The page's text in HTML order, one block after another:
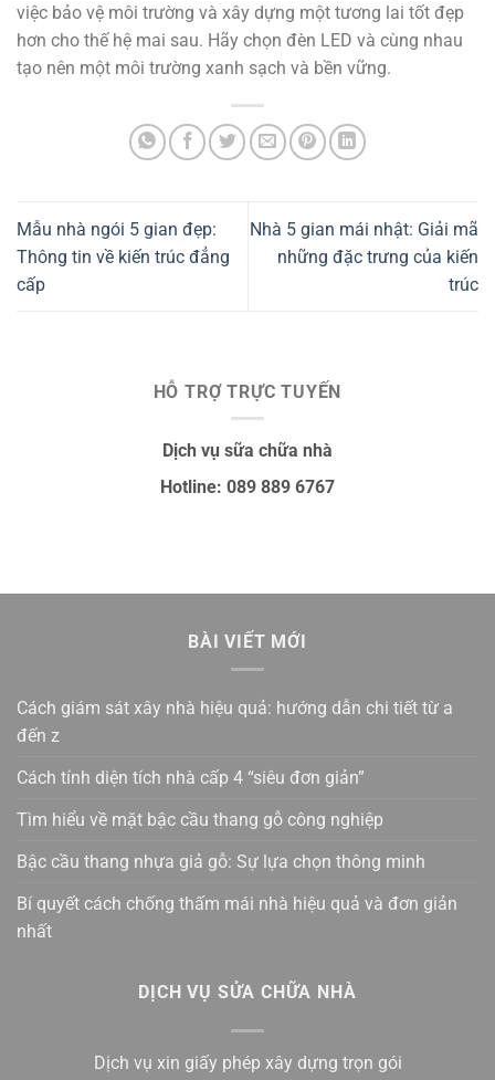
việc bảo vệ môi trường và xây dựng một tương lai tốt đẹp
hơn cho thế hệ mai sau. Hãy chọn đèn LED và cùng nhau
tạo nên một môi trường xanh sạch và bền vững.
Mẫu nhà ngói 5 gian đẹp:
Thông tin về kiến trúc đẳng
cấp
Nhà 5 gian mái nhật: Giải mã
những đặc trưng của kiến
trúc
HỖ TRỢ TRỰC TUYẾN
Dịch vụ sữa chữa nhà
Hotline: 089 889 6767
BÀI VIẾT MỚI
Cách giám sát xây nhà hiệu quả: hướng dẫn chi tiết từ a
đến z
Cách tính diện tích nhà cấp 4 “siêu đơn giản”
Tìm hiểu về mặt bậc cầu thang gỗ công nghiệp
Bậc cầu thang nhựa giả gỗ: Sự lựa chọn thông minh
Bí quyết cách chống thấm mái nhà hiệu quả và đơn giản
nhất
DỊCH VỤ SỬA CHỮA NHÀ
Dịch vụ xin giấy phép xây dựng trọn gói